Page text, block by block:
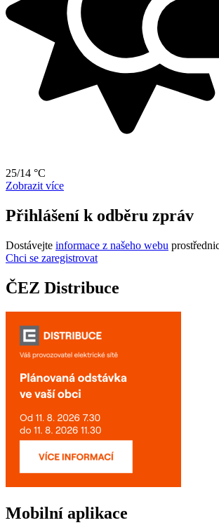
25/14 °C
Zobrazit více
Přihlášení k odběru zpráv
Dostávejte informace z našeho webu
Chci se zaregistrovat
ČEZ Distribuce
Mobilní aplikace